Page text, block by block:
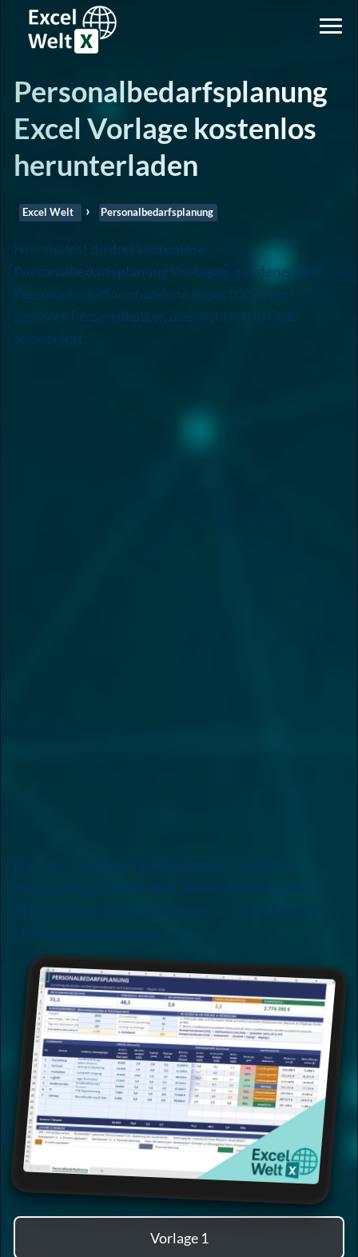
Personalbedarfsplanung
Excel Vorlage kostenlos
herunterladen
Excel Welt Personalbedarfsplanung
Hier findest du drei kostenlose
Personalbedarfsplanung Vorlagen, mit denen du
Personalbedarf, vorhandene Kapazitäten und
geplante Personalkosten übersichtlich in Excel
auswertest.
Die verschiedenen Tabellen eignen sich für die
Planung nach Abteilungen, Stellenprofilen oder
Arbeitszeitmodellen und lassen sich direkt an dein
Unternehmen anpassen.
Vorlage 1